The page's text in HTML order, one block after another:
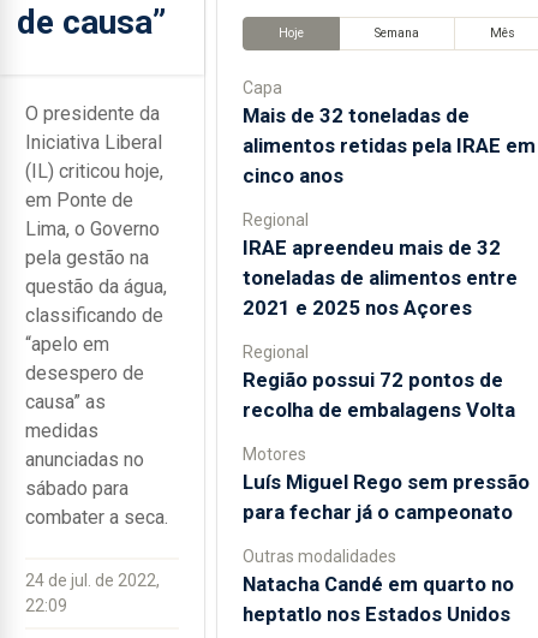
de causa”
O presidente da
Iniciativa Liberal
(IL) criticou hoje,
em Ponte de
Lima, o Governo
pela gestão na
questão da água,
classificando de
“apelo em
desespero de
causa” as
medidas
anunciadas no
sábado para
combater a seca.
24 de jul. de 2022,
22:09
Hoje Semana Mês
Capa
Mais de 32 toneladas de
alimentos retidas pela IRAE em
cinco anos
Regional
IRAE apreendeu mais de 32
toneladas de alimentos entre
2021 e 2025 nos Açores
Regional
Região possui 72 pontos de
recolha de embalagens Volta
Motores
Luís Miguel Rego sem pressão
para fechar já o campeonato
Outras modalidades
Natacha Candé em quarto no
heptatlo nos Estados Unidos